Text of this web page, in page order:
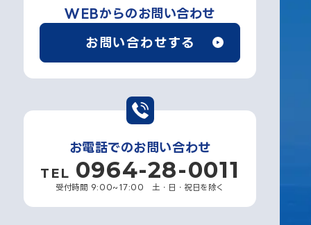
WEBからのお問い合わせ
お問い合わせする
お電話でのお問い合わせ
TEL 0964-28-0011
受付時間 9:00~17:00 土・日・祝日を除く